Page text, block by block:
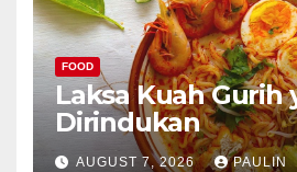
FOOD
Laksa Kuah Gurih
Dirindukan
AUGUST 7, 2026 PAULIN